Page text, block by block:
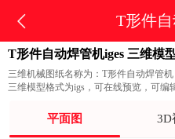
T形件
T形件自动焊管机iges 三维模
三维机械图纸名称为：T形件自动焊管
三维模型格式为igs，可在线预览，可编
平面图 3D